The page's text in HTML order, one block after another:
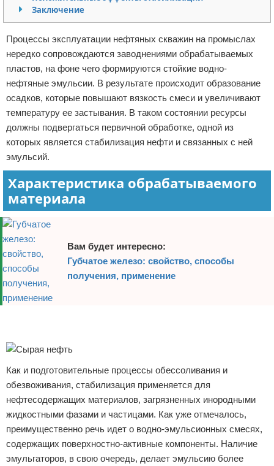
Начало бизнеса
Обзоры услуг
Самосовершенствование
Деловое общение
Менеджмент
Отказ от ответственности
Заключение
Процессы эксплуатации нефтяных скважин на промыслах
нередко сопровождаются заводнениями обрабатываемых
пластов, на фоне чего формируются стойкие водно-
нефтяные эмульсии. В результате происходит образование
осадков, которые повышают вязкость смеси и увеличивают
температуру ее застывания. В таком состоянии ресурсы
должны подвергаться первичной обработке, одной из
которых является стабилизация нефти и связанных с ней
эмульсий.
Характеристика обрабатываемого
материала
Вам будет интересно:
Губчатое железо: свойство, способы
получения, применение
Как и подготовительные процессы обессоливания и
обезвоживания, стабилизация применяется для
нефтесодержащих материалов, загрязненных инородными
жидкостными фазами и частицами. Как уже отмечалось,
преимущественно речь идет о водно-эмульсионных смесях,
содержащих поверхностно-активные компоненты. Наличие
эмульгаторов, в свою очередь, делает эмульсию более